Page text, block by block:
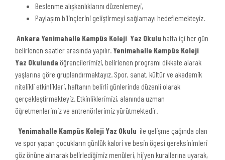
Beslenme alışkanlıklarını düzenlemeyi,
Paylaşım bilinçlerini geliştirmeyi sağlamayı hedeflemekteyiz.
Ankara Yenimahalle Kampüs Koleji Yaz Okulu hafta içi her gün
belirlenen saatler arasında yapılır. Yenimahalle Kampüs Koleji
Yaz Okulundaöğrencilerimizi, belirlenen programı dikkate alarak
yaşlarına göre gruplandırmaktayız. Spor, sanat, kültür ve akademik
nitelikli etkinlikleri, haftanın belirli günlerinde düzenli olarak
gerçekleştirmekteyiz. Etkinliklerimizi, alanında uzman
öğretmenlerimiz ve antrenörlerimiz yürütmektedir.
Yenimahalle Kampüs Koleji Yaz Okulu ile gelişme çağında olan
ve spor yapan çocukların günlük kalori ve besin ögesi gereksinimleri
göz önüne alınarak belirlediğimiz menüleri, hijyen kurallarına uyarak,